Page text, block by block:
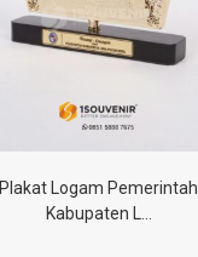
Plakat Logam Pemerintah
Kabupaten L…